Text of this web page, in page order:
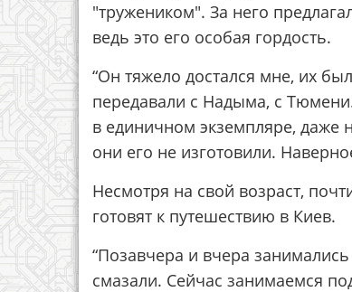
"тружеником". За него
ведь это его особая гордость.
“Он тяжело достался мне, их
передавали с Надыма, с
в единичном экземпляре, даже
они его не изготовили.
Несмотря на свой возраст,
готовят к путешествию в Киев.
“Позавчера и вчера
смазали. Сейчас занимаемся